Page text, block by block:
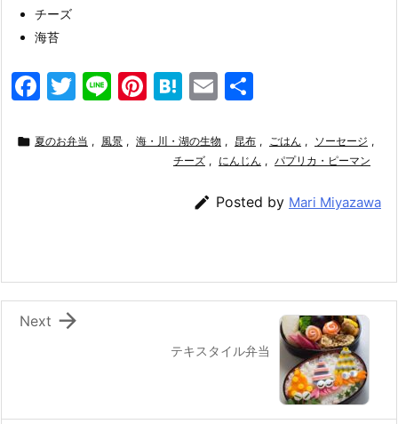
チーズ
海苔
F
c
k
T
itt
Li
e
Pi
er
H
e
n
a
E
ai
l
 夏のお弁当 , 風景 , 海・川・湖の生物 , 昆布 , ごはん , ソーセージ ,
チーズ , にんじん , パプリカ・ピーマン
 Posted by Mari Miyazawa
テキスタイル弁当

Next